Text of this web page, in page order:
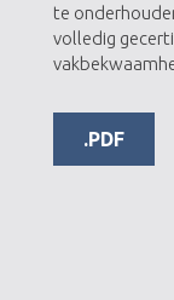
te
volledig
.PDF